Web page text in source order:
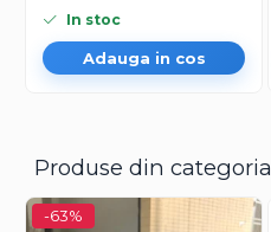
In stoc
Adauga in cos
Produse din
-63%